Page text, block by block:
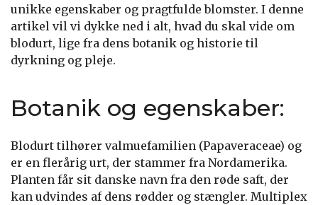
unikke egenskaber og pragtfulde blomster. I denne
artikel vil vi dykke ned i alt, hvad du skal vide om
blodurt, lige fra dens botanik og historie til
dyrkning og pleje.
Botanik og egenskaber:
Blodurt tilhører valmuefamilien (Papaveraceae) og
er en flerårig urt, der stammer fra Nordamerika.
Planten får sit danske navn fra den røde saft, der
kan udvindes af dens rødder og stængler. Multiplex